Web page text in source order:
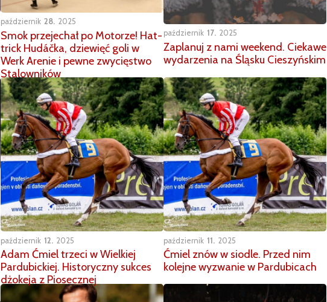
październik 28 2025
Smok przejechał po Motorze! Hat-
trick Hudáčka, dziewięć goli w
Werk Arenie i pewne zwycięstwo
Stalowników
październik 17 2025
Zaplanuj z nami weekend. Ciekawe
wydarzenia na Śląsku Cieszyńskim
październik 12 2025
Adam Ćmiel trzeci w Wielkiej
Pardubickiej. Historyczny sukces
dżokeja z Piosecznej
październik 11 2025
Ćmiel znów w siodle. Przed nim
kolejne wyzwanie w Pardubicach